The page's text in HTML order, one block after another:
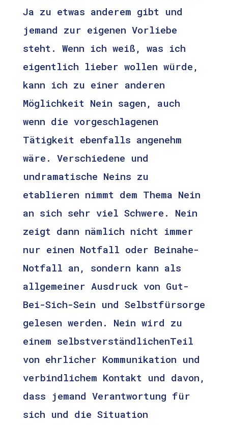
Ja zu etwas anderem gibt und
jemand zur eigenen Vorliebe
steht. Wenn ich weiß, was ich
eigentlich lieber wollen würde,
kann ich zu einer anderen
Möglichkeit Nein sagen, auch
wenn die vorgeschlagenen
Tätigkeit ebenfalls angenehm
wäre. Verschiedene und
undramatische Neins zu
etablieren nimmt dem Thema Nein
an sich sehr viel Schwere. Nein
zeigt dann nämlich nicht immer
nur einen Notfall oder Beinahe-
Notfall an, sondern kann als
allgemeiner Ausdruck von Gut-
Bei-Sich-Sein und Selbstfürsorge
gelesen werden. Nein wird zu
einem selbstverständlichenTeil
von ehrlicher Kommunikation und
verbindlichem Kontakt und davon,
dass jemand Verantwortung für
sich und die Situation